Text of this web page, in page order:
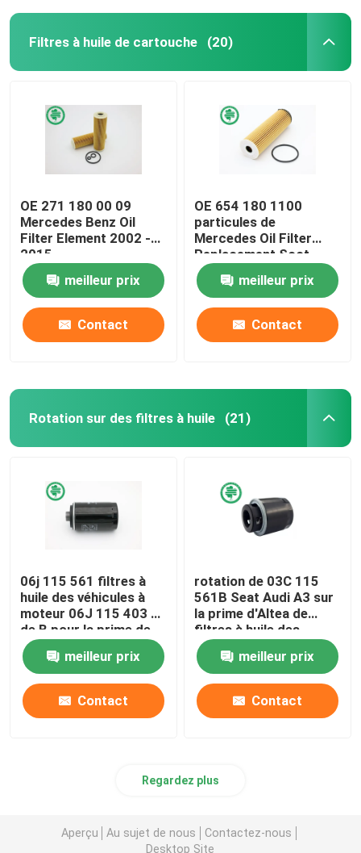
Filtres à huile de cartouche (20)
OE 271 180 00 09
Mercedes Benz Oil
Filter Element 2002 -
2015
meilleur prix
Contact
OE 654 180 1100
particules de
Mercedes Oil Filter
Replacement Soot
meilleur prix
Contact
Rotation sur des filtres à huile (21)
06j 115 561 filtres à
huile des véhicules à
moteur 06J 115 403 C
de B pour la prime de
VW d'AUDI des
véhicules à moteur
meilleur prix
Contact
rotation de 03C 115
561B Seat Audi A3 sur
la prime d'Altea de
filtres à huile des
véhicules à moteur
pour le métal
endommagé
meilleur prix
Contact
Regardez plus
Aperçu Au sujet de nous
Contactez-nous
Desktop Site